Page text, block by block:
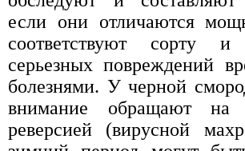
если они отличаются
соответствуют сорту
серьезных повреждений
болезнями. У черной
внимание обращают на
реверсией (вирусной